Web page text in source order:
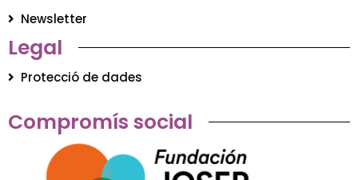
Newsletter
Legal
Protecció de dades
Compromís social